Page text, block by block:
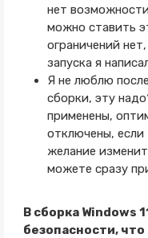
нет
можно ставить
ограничений
запуска я
Я не люблю
сборки, эту
применены,
отключены, если
желание
можете сразу
В сборка Windows
безопасности,